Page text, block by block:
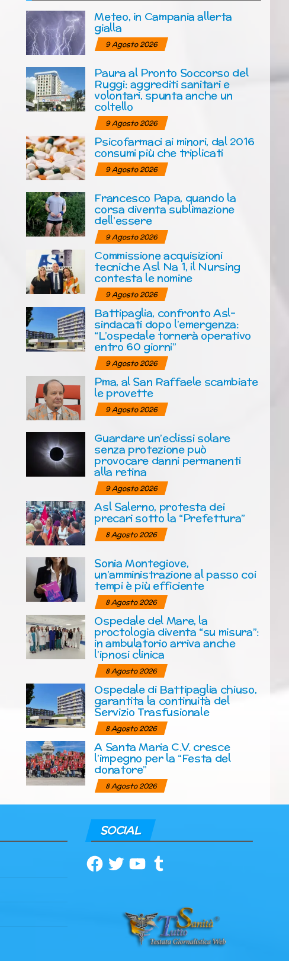
Meteo, in Campania allerta
gialla
9 Agosto 2026
Paura al Pronto Soccorso del
Ruggi: aggrediti sanitari e
volontari, spunta anche un
coltello
9 Agosto 2026
Psicofarmaci ai minori, dal 2016
consumi più che triplicati
9 Agosto 2026
Francesco Papa, quando la
corsa diventa sublimazione
dell’essere
9 Agosto 2026
Commissione acquisizioni
tecniche Asl Na 1, il Nursing
contesta le nomine
9 Agosto 2026
Battipaglia, confronto Asl-
sindacati dopo l’emergenza:
“L’ospedale tornerà operativo
entro 60 giorni”
9 Agosto 2026
Pma, al San Raffaele scambiate
le provette
9 Agosto 2026
Guardare un’eclissi solare
senza protezione può
provocare danni permanenti
alla retina
9 Agosto 2026
Asl Salerno, protesta dei
precari sotto la “Prefettura”
8 Agosto 2026
Sonia Montegiove,
un’amministrazione al passo coi
tempi è più efficiente
8 Agosto 2026
Ospedale del Mare, la
proctologia diventa “su misura”:
in ambulatorio arriva anche
l’ipnosi clinica
8 Agosto 2026
Ospedale di Battipaglia chiuso,
garantita la continuità del
Servizio Trasfusionale
8 Agosto 2026
A Santa Maria C.V. cresce
l’impegno per la “Festa del
donatore”
8 Agosto 2026
SOCIAL
Facebook
TwitterYouTubeTumblr